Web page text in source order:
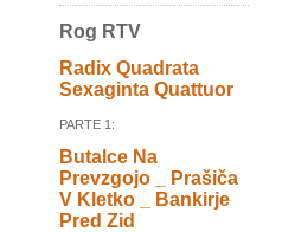
Rog RTV
Radix Quadrata
Sexaginta Quattuor
PARTE 1:
Butalce Na
Prevzgojo _ Prašiča
V Kletko _ Bankirje
Pred Zid